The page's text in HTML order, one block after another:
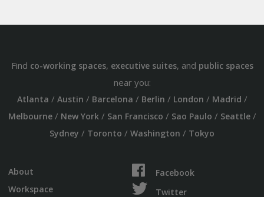
Find co-working spaces, executive suites, and public spaces
near you:
Atlanta / Austin / Barcelona / Berlin / London / Madrid /
Melbourne/ New York/ San Francisco / Sao Paulo / Seattle/
Sydney / Toronto / Washington / Tokyo
About
Workspace
Facebook
Twitter